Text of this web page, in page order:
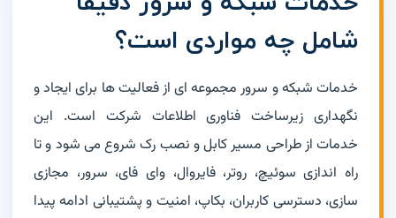
شامل چه مواردی است؟
خدمات شبکه و سرور مجموعه ای از فعالیت ها برای ایجاد و
نگهداری زیرساخت فناوری اطلاعات شرکت است. این
خدمات از طراحی مسیر کابل و نصب رک شروع می شود و تا
راه اندازی سوئیچ، روتر، فایروال، وای فای، سرور، مجازی
سازی، دسترسی کاربران، بکاپ، امنیت و پشتیبانی ادامه پیدا